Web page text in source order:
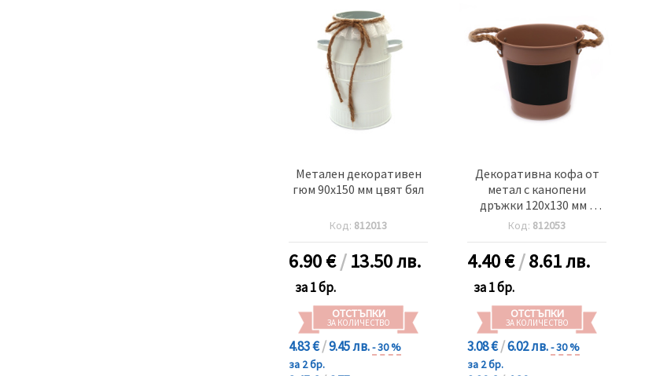
Метален декоративен
гюм 90x150 мм цвят бял
Код: 812013
6.90€/13.50 лв.
за 1 бр.
ОТСТЪПКИ
ЗА КОЛИЧЕСТВО
4.83 €/9.45 лв.- 30 %
за 2 бр.
Декоративна кофа от
метал с канопени
дръжки 120x130 мм с
място за писане цвят
бежов
Код: 812053
4.40€/8.61 лв.
за 1 бр.
ОТСТЪПКИ
ЗА КОЛИЧЕСТВО
3.08 €/6.02 лв.- 30 %
за 2 бр.